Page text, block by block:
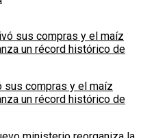
sus compras y el maíz
un récord histórico de